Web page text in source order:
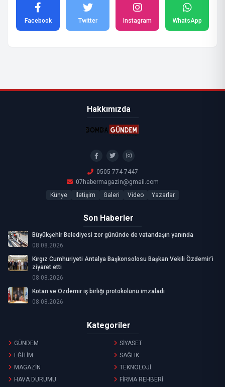
Facebook Twitter Instagram WhatsApp
Hakkımızda
0505 774 7447
07habermagazin@gmail.com
Künye
İletişim Galeri Video Yazarlar
Son Haberler
Büyükşehir Belediyesi zor gününde de vatandaşın yanında
08.08.2026
Kırgız Cumhuriyeti Antalya Başkonsolosu Başkan Vekili Özdemir’i
ziyaret etti
08.08.2026
Kotan ve Özdemir iş birliği protokolünü imzaladı
08.08.2026
Kategoriler
GÜNDEM
SİYASET
EĞİTİM
SAĞLIK
MAGAZİN
TEKNOLOJİ
HAVA DURUMU
FİRMA REHBERİ